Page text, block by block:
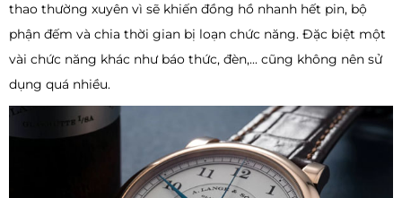
thao thường xuyên vì sẽ khiến đồng hồ nhanh hết pin, bộ
phận đếm và chia thời gian bị loạn chức năng. Đặc biệt một
vài chức năng khác như báo thức, đèn,... cũng không nên sử
dụng quá nhiều.